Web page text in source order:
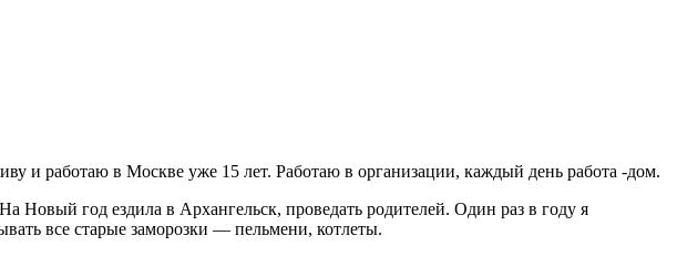
и работаю в Москве уже 15 лет. Работаю в организации, каждый день работа -дом.
год ездила в Архангельск, проведать родителей. Один раз в году я
все старые заморозки — пельмени, котлеты.